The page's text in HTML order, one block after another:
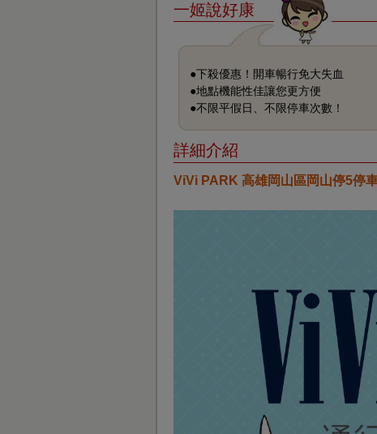
一姬說好康
●下殺優惠！開車暢行免大失血
●地點機能性佳讓您更方便
●不限平假日、不限停車次數！
詳細介紹
ViVi PARK 高雄岡山區岡山停5停